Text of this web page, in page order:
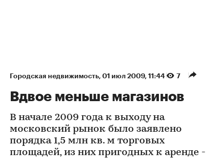
Городская недвижимость⁠, 01 июл 2009, 11:44 7
Вдвое меньше магазинов
В начале 2009 года к выходу на
московский рынок было заявлено
порядка 1,5 млн кв. м торговых
площадей, из них пригодных к аренде -